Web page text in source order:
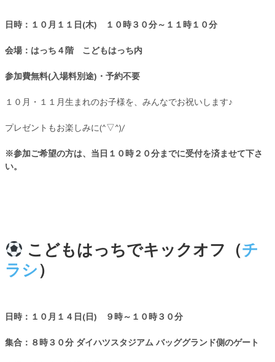
日時：１０月１１日(木) １０時３０分～１１時１０分
会場：はっち４階 こどもはっち内
参加費無料(入場料別途)・予約不要
１０月・１１月生まれのお子様を、みんなでお祝いします♪
プレゼントもお楽しみに(^▽^)/
※参加ご希望の方は、当日１０時２０分までに受付を済ませて下さ
い。
こどもはっちでキックオフ（チ
ラシ）
日時：１０月１４日(日) ９時～１０時３０分
集合：８時３０分 ダイハツスタジアム バッググランド側のゲート